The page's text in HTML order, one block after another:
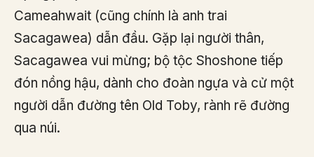
Cameahwait (cũng chính là anh trai
Sacagawea) dẫn đầu. Gặp lại người thân,
Sacagawea vui mừng; bộ tộc Shoshone tiếp
đón nồng hậu, dành cho đoàn ngựa và cử một
người dẫn đường tên Old Toby, rành rẽ đường
qua núi.